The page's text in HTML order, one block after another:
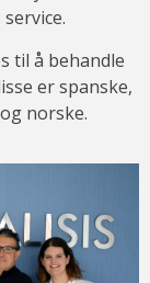
til å behandle
er spanske,
norske.